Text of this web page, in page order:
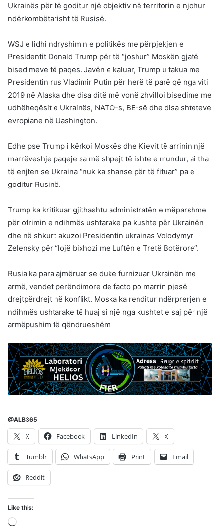
Ukrainës për të goditur një objektiv në territorin e njohur
ndërkombëtarisht të Rusisë.
WSJ e lidhi ndryshimin e politikës me përpjekjen e
Presidentit Donald Trump për të “joshur” Moskën gjatë
bisedimeve të paqes. Javën e kaluar, Trump u takua me
Presidentin rus Vladimir Putin për herë të parë që nga viti
2019 në Alaska dhe disa ditë më vonë zhvilloi bisedime me
udhëheqësit e Ukrainës, NATO-s, BE-së dhe disa shteteve
evropiane në Uashington.
Edhe pse Trump i kërkoi Moskës dhe Kievit të arrinin një
marrëveshje paqeje sa më shpejt të ishte e mundur, ai tha
të enjten se Ukraina “nuk ka shanse për të fituar” pa e
goditur Rusinë.
Trump ka kritikuar gjithashtu administratën e mëparshme
për ofrimin e ndihmës ushtarake pa kushte për Ukrainën
dhe në shkurt akuzoi Presidentin ukrainas Volodymyr
Zelensky për “lojë bixhozi me Luftën e Tretë Botërore”.
Rusia ka paralajmëruar se duke furnizuar Ukrainën me
armë, vendet perëndimore de facto po marrin pjesë
drejtpërdrejt në konflikt. Moska ka renditur ndërprerjen e
ndihmës ushtarake të huaj si një nga kushtet e saj për një
armëpushim të qëndrueshëm
@ALB365
X Facebook LinkedIn X
Tumblr WhatsApp Print Email
Reddit
Like this:
Loading…